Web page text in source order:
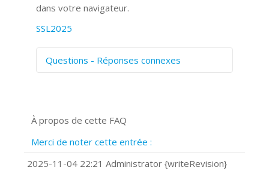
dans votre navigateur.
SSL2025
Questions - Réponses connexes
Prise de vue 360°
?
Comment installer Google Chrome ?
À propos de cette FAQ
Merci de noter cette entrée :
2025-11-04 22:21 Administrator {writeRevision}